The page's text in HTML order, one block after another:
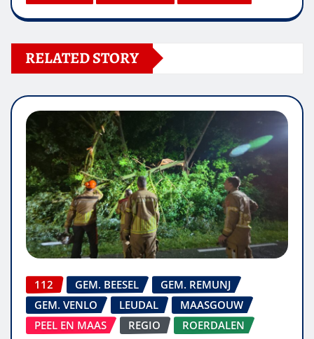
RELATED STORY
112 GEM. BEESEL
GEM. REMUNJ
GEM. VENLO
LEUDAL
MAASGOUW
PEEL EN MAAS
REGIO ROERDALEN